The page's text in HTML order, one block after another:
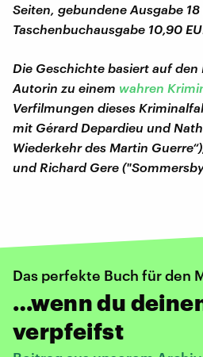
Seiten, gebundene Ausgabe 18
Taschenbuchausgabe 10,90
Die Geschichte basiert auf den
Autorin zu einem wahren
Verfilmungen dieses
mit Gérard Depardieu und
Wiederkehr des Martin
und Richard Gere
Das perfekte Buch für den
…wenn du
verpfeifst